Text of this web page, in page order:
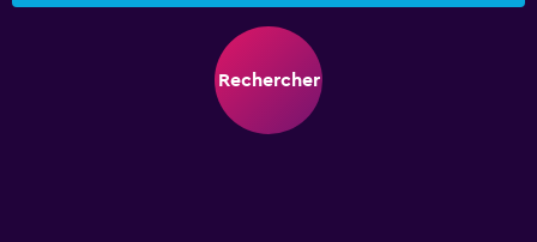
Rechercher